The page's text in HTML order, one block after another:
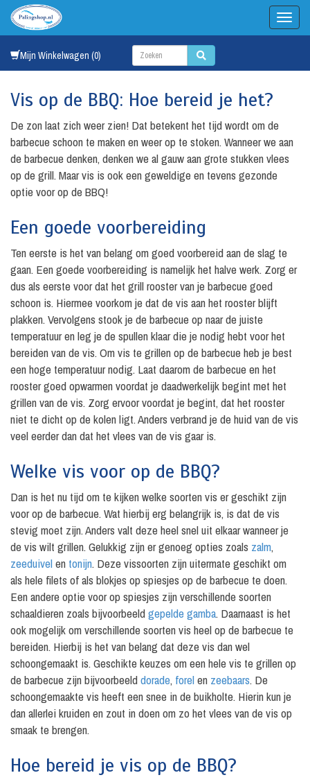
Mijn Winkelwagen (0)
Vis op de BBQ: Hoe bereid je het?
De zon laat zich weer zien! Dat betekent het tijd wordt om de
barbecue schoon te maken en weer op te stoken. Wanneer we aan
de barbecue denken, denken we al gauw aan grote stukken vlees
op de grill. Maar vis is ook een geweldige en tevens gezonde
optie voor op de BBQ!
Een goede voorbereiding
Ten eerste is het van belang om goed voorbereid aan de slag te
gaan. Een goede voorbereiding is namelijk het halve werk. Zorg er
dus als eerste voor dat het grill rooster van je barbecue goed
schoon is. Hiermee voorkom je dat de vis aan het rooster blijft
plakken. Vervolgens stook je de barbecue op naar de juiste
temperatuur en leg je de spullen klaar die je nodig hebt voor het
bereiden van de vis. Om vis te grillen op de barbecue heb je best
een hoge temperatuur nodig. Laat daarom de barbecue en het
rooster goed opwarmen voordat je daadwerkelijk begint met het
grillen van de vis. Zorg ervoor voordat je begint, dat het rooster
niet te dicht op de kolen ligt. Anders verbrand je de huid van de vis
veel eerder dan dat het vlees van de vis gaar is.
Welke vis voor op de BBQ?
Dan is het nu tijd om te kijken welke soorten vis er geschikt zijn
voor op de barbecue. Wat hierbij erg belangrijk is, is dat de vis
stevig moet zijn. Anders valt deze heel snel uit elkaar wanneer je
de vis wilt grillen. Gelukkig zijn er genoeg opties zoals zalm,
zeeduivelen tonijn. Deze vissoorten zijn uitermate geschikt om
als hele filets of als blokjes op spiesjes op de barbecue te doen.
Een andere optie voor op spiesjes zijn verschillende soorten
schaaldieren zoals bijvoorbeeldgepelde gamba. Daarnaast is het
ook mogelijk om verschillende soorten vis heel op de barbecue te
bereiden. Hierbij is het van belang dat deze vis dan wel
schoongemaakt is. Geschikte keuzes om een hele vis te grillen op
de barbecue zijn bijvoorbeelddorade, forelen zeebaars. De
schoongemaakte vis heeft een snee in de buikholte. Hierin kun je
dan allerlei kruiden en zout in doen om zo het vlees van de vis op
smaak te brengen.
Hoe bereid je vis op de BBQ?